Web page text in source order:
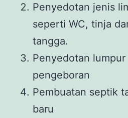
Penyedotan jenis
seperti WC, tinja
tangga.
Penyedotan
pengeboran
Pembuatan septik
baru